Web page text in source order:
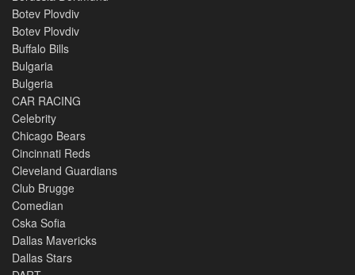
Botev Plovdiv
Botev Plovdiv
Buffalo Bills
Bulgaria
Bulgeria
CAR RACING
Celebrity
Chicago Bears
Cincinnati Reds
Cleveland Guardians
Club Brugge
Comedian
Cska Sofia
Dallas Mavericks
Dallas Stars